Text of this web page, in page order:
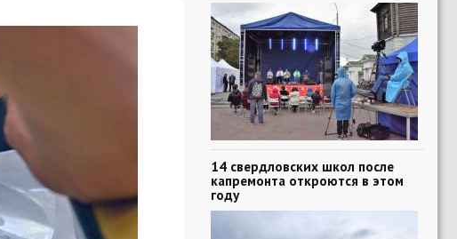
14 свердловских школ после
капремонта откроются в этом
году